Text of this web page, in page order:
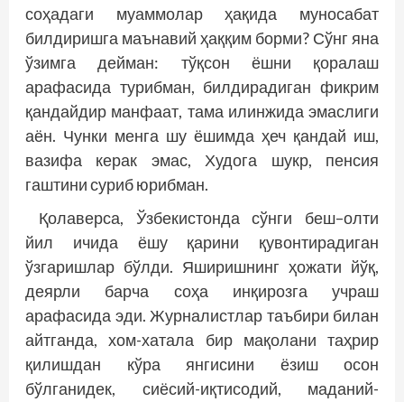
соҳадаги муаммолар ҳақида муносабат
билдиришга маънавий ҳаққим борми? Сўнг яна
ўзимга дейман: тўқсон ёшни қоралаш
арафасида турибман, билдирадиган фикрим
қандайдир манфаат, тама илинжида эмаслиги
аён. Чунки менга шу ёшимда ҳеч қандай иш,
вазифа керак эмас, Худога шукр, пенсия
гаштини суриб юрибман.
Қолаверса, Ўзбекистонда сўнги беш–олти
йил ичида ёшу қарини қувонтирадиган
ўзгаришлар бўлди. Яширишнинг ҳожати йўқ,
деярли барча соҳа инқи­розга учраш
арафасида эди. Журналистлар таъбири билан
айтганда, хом-хатала бир мақолани таҳрир
қилишдан кўра янгисини ёзиш осон
бўлганидек, сиё­сий-иқтисодий, маданий-